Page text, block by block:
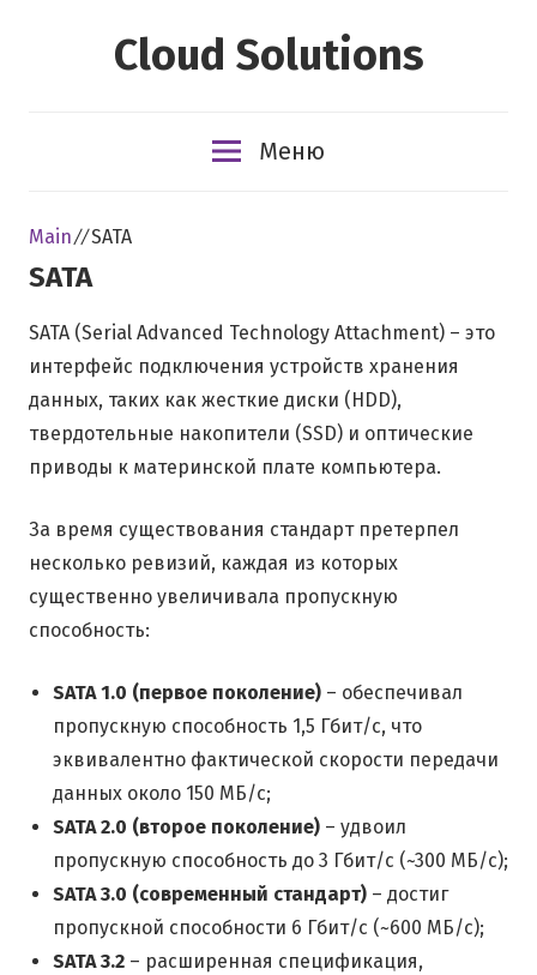
Cloud Solutions
Меню
Main⁄ ⁄ SATA
SATA
SATA (Serial Advanced Technology Attachment) – это
интерфейс подключения устройств хранения
данных, таких как жесткие диски (HDD),
твердотельные накопители (SSD) и оптические
приводы к материнской плате компьютера.
За время существования стандарт претерпел
несколько ревизий, каждая из которых
существенно увеличивала пропускную
способность:
SATA 1.0 (первое поколение) – обеспечивал
пропускную способность 1,5 Гбит/с, что
эквивалентно фактической скорости передачи
данных около 150 МБ/с;
SATA 2.0 (второе поколение) – удвоил
пропускную способность до 3 Гбит/с (~300 МБ/с);
SATA 3.0 (современный стандарт) – достиг
пропускной способности 6 Гбит/с (~600 МБ/с);
SATA 3.2 – расширенная спецификация,